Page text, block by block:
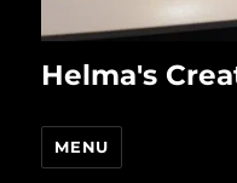
Helma's
MENU